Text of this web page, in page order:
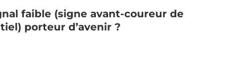
faible (signe avant-coureur de
porteur d’avenir ?